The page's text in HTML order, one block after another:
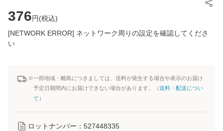
376円(税込)
[NETWORK ERROR] ネットワーク周りの設定を確認してくださ
い
※一部地域・離島につきましては、送料が発生する場合や表示のお届け
予定日期間内にお届けできない場合があります。（送料・配送につい
て ）
ロットナンバー： 527448335